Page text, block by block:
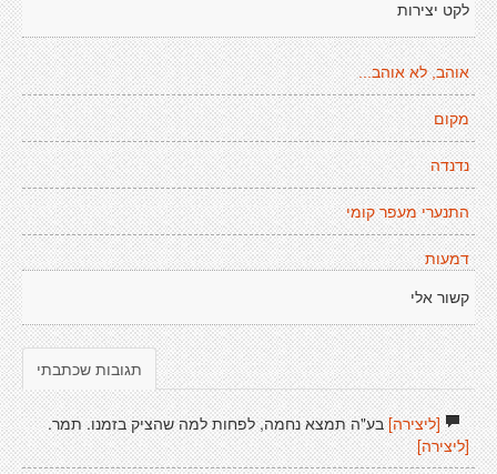
לקט יצירות
אוהב, לא אוהב...
מקום
נדנדה
התנערי מעפר קומי
דמעות
קשור אלי
תגובות שכתבתי
[ליצירה]בע"ה תמצא נחמה, לפחות למה שהציק בזמנו. תמר.
[ליצירה]